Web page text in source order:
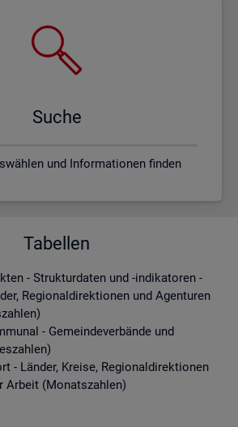
Suche
und Informationen finden
Tabellen
- Strukturdaten und -indikatoren -
Regionaldirektionen und Agenturen
- Gemeindeverbände und
- Länder, Kreise, Regionaldirektionen
Arbeit (Monatszahlen)